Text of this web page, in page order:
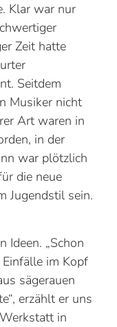
Klar war nur
Zeit hatte
Seitdem
Musiker nicht
Art waren in
in der
war plötzlich
die neue
Jugendstil sein.
Ideen. „Schon
im Kopf
sägerauen
erzählt er uns
in